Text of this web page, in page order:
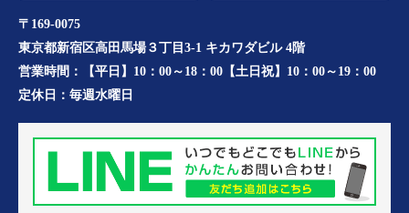
〒169-0075
東京都新宿区高田馬場３丁目3-1 キカワダビル 4階
営業時間：
【平日】10：00～18：00【土日祝】10：00～19：00
定休日： 毎週水曜日